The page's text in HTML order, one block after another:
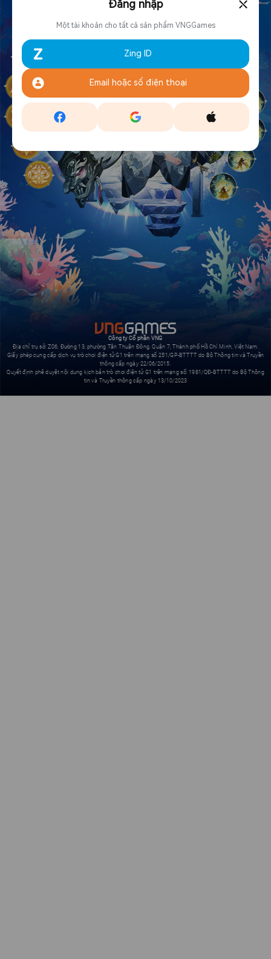
Công ty Cổ phần VNG
Địa chỉ trụ sở: Z06, Đường 13, phường Tân Thuận Đông, Quận 7, Thành phố Hồ Chí Minh, Việt Nam.
Giấy phép cung cấp dịch vụ trò chơi điện tử G1 trên mạng số 251/GP-BTTTT do Bộ Thông tin và Truyền
thông cấp ngày 22/06/2015.
Quyết định phê duyệt nội dung kịch bản trò chơi điện tử G1 trên mạng số: 1981/QĐ-BTTTT do Bộ Thông
tin và Truyền thông cấp ngày 13/10/2023
⤬
Đăng nhập
Một tài khoản cho tất cả sản phẩm VNGGames
Zing ID
Email hoặc số điện thoại